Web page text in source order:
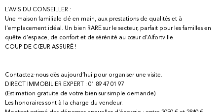
L’AVIS DU CONSEILLER :
Une maison familiale clé en main, aux prestations de qualités et à
l'emplacement idéal. Un bien RARE sur le secteur, parfait pour les familles en
quête d’espace, de confort et de sérénité au cœur d’Alfortville.
COUP DE CŒUR ASSURÉ !
Contactez-nous dès aujourd’hui pour organiser une visite.
DIRECT IMMOBILIER EXPERT : 01 89 47 01 97
(Estimation gratuite de votre bien sur simple demande)
Les honoraires sont à la charge du vendeur.